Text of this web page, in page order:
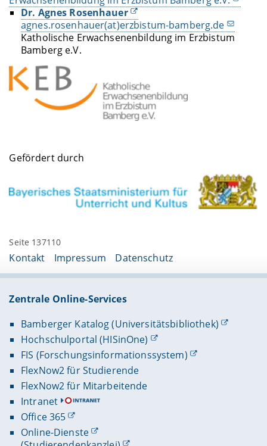
Dr. Agnes Rosenhauer
agnes.rosenhauer(at)erzbistum-bamberg.de
Katholische Erwachsenenbildung im Erzbistum
Bamberg e.V.
Gefördert durch
Seite 137110
Kontakt Impressum Datenschutz
Zentrale Online-Services
Bamberger Katalog (Universitätsbibliothek)
Hochschulportal (HISinOne)
FIS (Forschungsinformationssystem)
FlexNow2 für Studierende
FlexNow2 für Mitarbeitende
Intranet
Office 365
Online-Dienste